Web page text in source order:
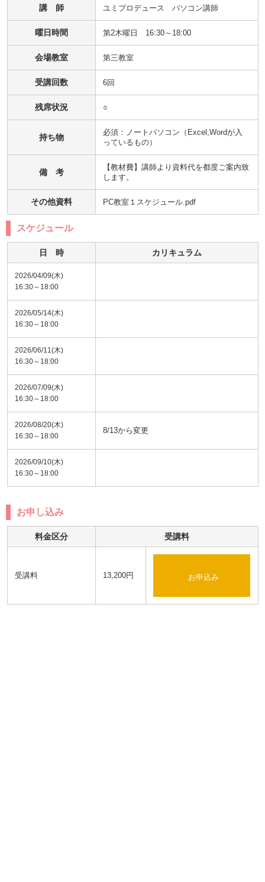
講 師 ユミプロデュース　パソコン講師
曜日時間 第2木曜日 16:30～18:00
会場教室 第三教室
受講回数 6回
残席状況 ○
持ち物
必須：ノートパソコン（Excel,Wordが入
っているもの）
備 考
【教材費】講師より資料代を都度ご案内致
します。
その他資料 PC教室１スケジュール.pdf
スケジュール
日 時 カリキュラム
2026/04/09(木)
16:30～18:00
2026/05/14(木)
16:30～18:00
2026/06/11(木)
16:30～18:00
2026/07/09(木)
16:30～18:00
2026/08/20(木)
16:30～18:00
8/13から変更
2026/09/10(木)
16:30～18:00
お申し込み
料金区分 受講料
受講料 13,200円 お申込み